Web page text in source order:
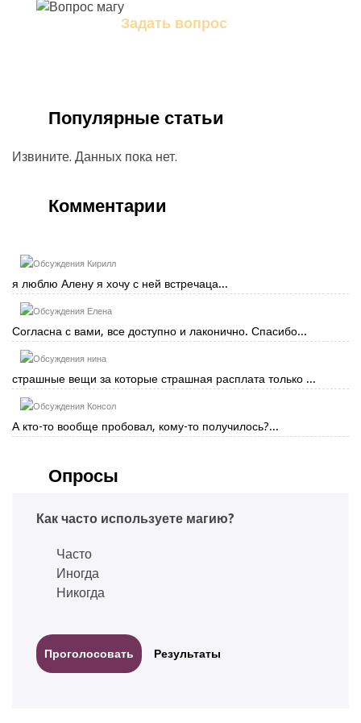
Задать вопрос
Популярные статьи
Извините. Данных пока нет.
Комментарии
Кирилл
я люблю Алену я хочу с ней встречаца...
Елена
Согласна с вами, все доступно и лаконично. Спасибо...
нина
страшные вещи за которые страшная расплата только ...
Консол
А кто-то вообще пробовал, кому-то получилось?...
Опросы
Как часто используете магию?
Часто
Иногда
Никогда
Результаты